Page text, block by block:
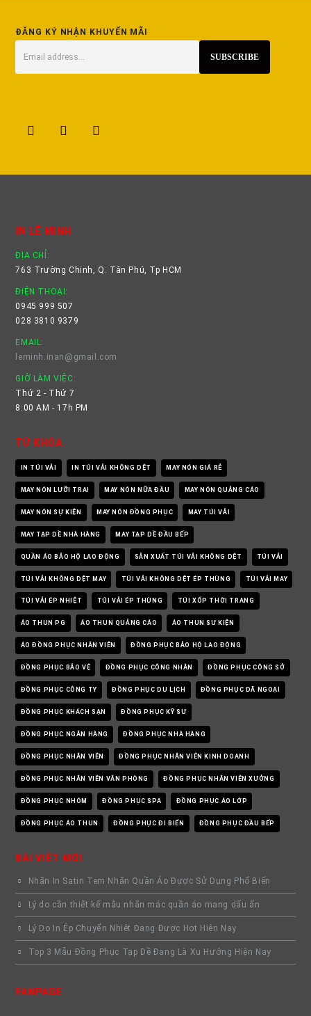
ĐĂNG KÝ NHẬN KHUYẾN MÃI
IN LÊ MINH
ĐỊA CHỈ:
763 Trường Chinh, Q. Tân Phú, Tp HCM
ĐIỆN THOẠI:
0945 999 507
028 3810 9379
EMAIL:
leminh.inan@gmail.com
GIỜ LÀM VIỆC:
Thứ 2 - Thứ 7
8:00 AM - 17h PM
TỪ KHÓA
IN TÚI VẢI IN TÚI VẢI KHÔNG DỆT MAY NÓN GIÁ RẺ
MAY NÓN LƯỠI TRAI MAY NÓN NỮA ĐẦU MAY NÓN QUẢNG CÁO
MAY NÓN SỰ KIỆN MAY NÓN ĐỒNG PHỤC MAY TÚI VẢI
MAY TẠP DỀ NHÀ HÀNG MAY TẠP DỀ ĐẦU BẾP
QUẦN ÁO BẢO HỘ LAO ĐỘNG SẢN XUẤT TÚI VẢI KHÔNG DỆT TÚI VẢI
TÚI VẢI KHÔNG DỆT MAY TÚI VẢI KHÔNG DỆT ÉP THÙNG TÚI VẢI MAY
TÚI VẢI ÉP NHIỆT TÚI VẢI ÉP THÙNG TÚI XỐP THỜI TRANG
ÁO THUN PG ÁO THUN QUẢNG CÁO ÁO THUN SƯ KIỆN
ÁO ĐỒNG PHỤC NHÂN VIÊN ĐỒNG PHỤC BẢO HỘ LAO ĐỘNG
ĐỒNG PHỤC BẢO VỆ ĐỒNG PHỤC CÔNG NHÂN ĐỒNG PHỤC CÔNG SỞ
ĐỒNG PHỤC CÔNG TY ĐỒNG PHỤC DU LỊCH ĐỒNG PHỤC DÃ NGOẠI
ĐỒNG PHỤC KHÁCH SẠN ĐỒNG PHỤC KỸ SƯ
ĐỒNG PHỤC NGÂN HÀNG ĐỒNG PHỤC NHÀ HÀNG
ĐỒNG PHỤC NHÂN VIÊN ĐỒNG PHỤC NHÂN VIÊN KINH DOANH
ĐỒNG PHỤC NHÂN VIÊN VĂN PHÒNG ĐỒNG PHỤC NHÂN VIÊN XƯỞNG
ĐỒNG PHỤC NHÓM ĐỒNG PHỤC SPA ĐỒNG PHỤC ÁO LỚP
ĐỒNG PHỤC ÁO THUN ĐỒNG PHỤC ĐI BIỂN ĐỒNG PHỤC ĐẦU BẾP
BÀI VIÊT MỚI
Nhãn In Satin Tem Nhãn Quần Áo Được Sử Dụng Phổ Biến
Lý do cần thiết kế mẫu nhãn mác quần áo mang dấu ấn
Lý Do In Ép Chuyển Nhiệt Đang Được Hot Hiện Nay
Top 3 Mẫu Đồng Phục Tạp Dề Đang Là Xu Hướng Hiện Nay
FANPAGE